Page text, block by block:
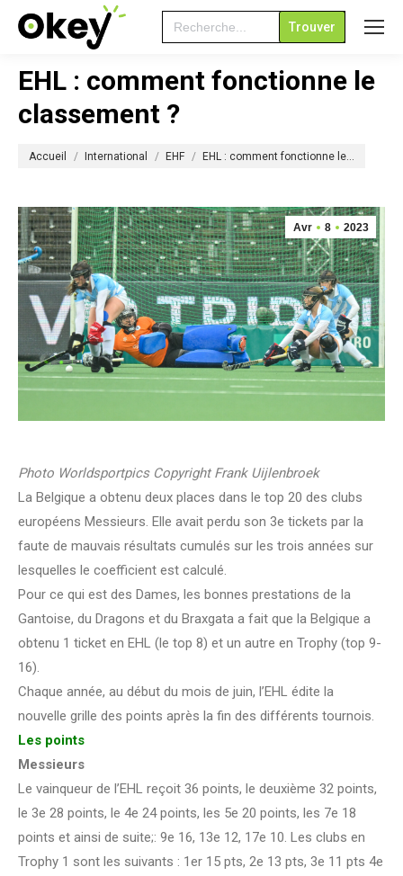
Search
for:
EHL : comment fonctionne le
classement ?
Accueil International EHF EHL : comment fonctionne le…
Avr 8 2023
Photo Worldsportpics Copyright Frank Uijlenbroek
La Belgique a obtenu deux places dans le top 20 des clubs
européens Messieurs. Elle avait perdu son 3e tickets par la
faute de mauvais résultats cumulés sur les trois années sur
lesquelles le coefficient est calculé.
Pour ce qui est des Dames, les bonnes prestations de la
Gantoise, du Dragons et du Braxgata a fait que la Belgique a
obtenu 1 ticket en EHL (le top 8) et un autre en Trophy (top 9-
16).
Chaque année, au début du mois de juin, l’EHL édite la
nouvelle grille des points après la fin des différents tournois.
Les points
Messieurs
Le vainqueur de l’EHL reçoit 36 points, le deuxième 32 points,
le 3e 28 points, le 4e 24 points, les 5e 20 points, les 7e 18
points et ainsi de suite;: 9e 16, 13e 12, 17e 10. Les clubs en
Trophy 1 sont les suivants : 1er 15 pts, 2e 13 pts, 3e 11 pts 4e